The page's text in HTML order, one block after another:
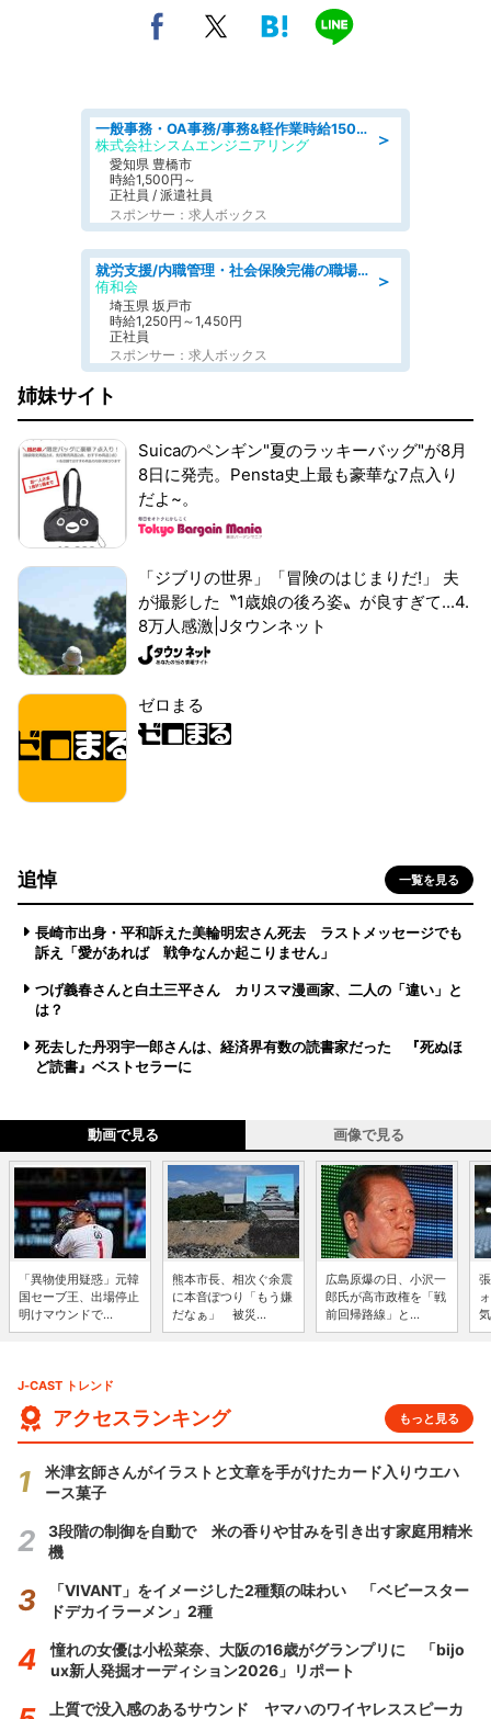
＞
一般事務・OA事務/事務&軽作業時給1500円土日祝休み各種社保完備
株式会社シスムエンジニアリング
愛知県 豊橋市
時給1,500円～
正社員 / 派遣社員
スポンサー：求人ボックス
＞
就労支援/内職管理・社会保険完備の職場で生活支援員
侑和会
埼玉県 坂戸市
時給1,250円～1,450円
正社員
スポンサー：求人ボックス
姉妹サイト
Suicaのペンギン"夏のラッキーバッグ"が8月
8日に発売。Pensta史上最も豪華な7点入り
だよ~。
「ジブリの世界」「冒険のはじまりだ!」 夫
が撮影した〝1歳娘の後ろ姿〟が良すぎて...4.
8万人感激|Jタウンネット
ゼロまる
追悼 一覧を見る
長崎市出身・平和訴えた美輪明宏さん死去 ラストメッセージでも
訴え「愛があれば 戦争なんか起こりません」
つげ義春さんと白土三平さん カリスマ漫画家、二人の「違い」と
は？
死去した丹羽宇一郎さんは、経済界有数の読書家だった 『死ぬほ
ど読書』ベストセラーに
動画で見る 画像で見る
「異物使用疑惑」元韓
国セーブ王、出場停止
明けマウンドで...
熊本市長、相次ぐ余震
に本音ぽつり「もう嫌
だなぁ」 被災...
広島原爆の日、小沢一
郎氏が高市政権を「戦
前回帰路線」と...
J-CAST トレンド
アクセスランキング もっと見る
米津玄師さんがイラストと文章を手がけたカード入りウエハ
ース菓子
3段階の制御を自動で 米の香りや甘みを引き出す家庭用精米
機
「VIVANT」をイメージした2種類の味わい 「ベビースター
ドデカイラーメン」2種
憧れの女優は小松菜奈、大阪の16歳がグランプリに 「bijo
ux新人発掘オーディション2026」リポート
上質で没入感のあるサウンド ヤマハのワイヤレススピーカ